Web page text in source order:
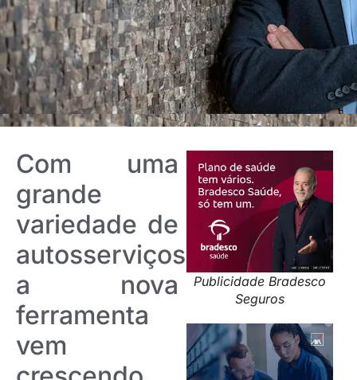
Publicidade Bradesco
Seguros
Com uma
grande
variedade de
autosserviços,
a nova
ferramenta
vem